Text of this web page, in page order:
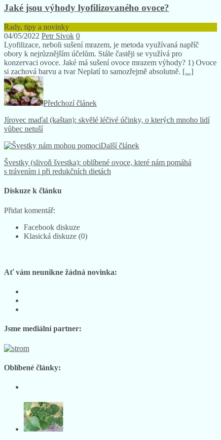
Jaké jsou výhody lyofilizovaného ovoce?
Rady, tipy a novinky
04/05/2022 Petr Sivok 0
Lyofilizace, neboli sušení mrazem, je metoda využívaná napříč
obory k nejrůznějším účelům. Stále častěji se využívá pro
konzervaci ovoce. Jaké má sušení ovoce mrazem výhody? 1) Ovoce
si zachová barvu a tvar Neplatí to samozřejmě absolutně. [...]
Předchozí článek
Jírovec maďal (kaštan): skvělé léčivé účinky, o kterých mnoho lidí
vůbec netuší
Další článek
Švestky (slivoň švestka): oblíbené ovoce, které nám pomáhá
s trávením i při redukčních dietách
Diskuze k článku
Přidat komentář:
Facebook diskuze
Klasická diskuze (0)
Ať vám neunikne žádná novinka:
Instagramu
na
Jsme mediální partner:
Oblíbené články: